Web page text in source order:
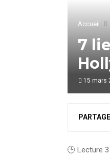
Accueil
7
15 mars
🕒 Lecture 3